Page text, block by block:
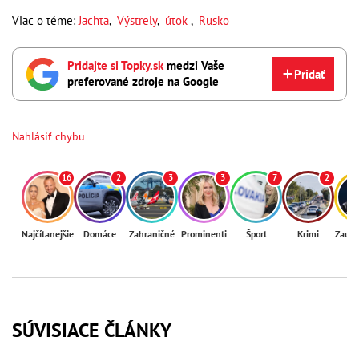
Viac o téme: Jachta, Výstrely, útok , Rusko
Pridajte si Topky.skmedzi Vaše
preferované zdroje na Google
Pridať
Nahlásiť chybu
16
Najčítanejšie
2
Domáce
3
Zahraničné
3
Prominenti
7
Šport
2
Krimi
SÚVISIACE ČLÁNKY